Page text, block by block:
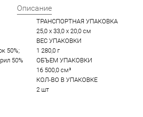
Описание
50%;
50%
ТРАНСПОРТНАЯ УПАКОВКА
25,0 x 33,0 x 20,0 см
ВЕС УПАКОВКИ
1 280,0 г
ОБЪЕМ УПАКОВКИ
16 500,0 см³
КОЛ-ВО В УПАКОВКЕ
2 шт